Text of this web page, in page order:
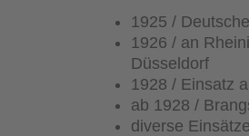
1925 /
1926 / an
Düsseldorf
1928 / Einsatz
ab 1928 /
diverse